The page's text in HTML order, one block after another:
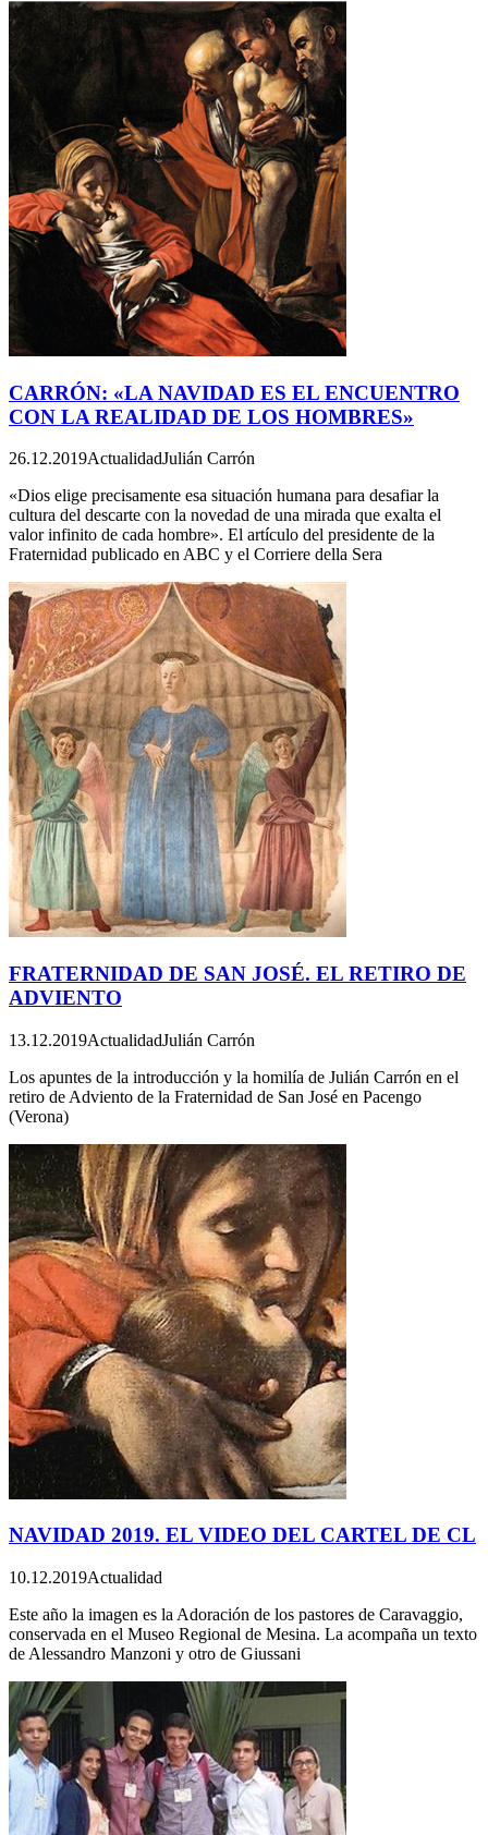
CARRÓN: «LA NAVIDAD ES EL ENCUENTRO
CON LA REALIDAD DE LOS HOMBRES»
26.12.2019ActualidadJulián Carrón
«Dios elige precisamente esa situación humana para desafiar la
cultura del descarte con la novedad de una mirada que exalta el
valor infinito de cada hombre». El artículo del presidente de la
Fraternidad publicado en ABC y el Corriere della Sera
FRATERNIDAD DE SAN JOSÉ. EL RETIRO DE
ADVIENTO
13.12.2019ActualidadJulián Carrón
Los apuntes de la introducción y la homilía de Julián Carrón en el
retiro de Adviento de la Fraternidad de San José en Pacengo
(Verona)
NAVIDAD 2019. EL VIDEO DEL CARTEL DE CL
10.12.2019Actualidad
Este año la imagen es la Adoración de los pastores de Caravaggio,
conservada en el Museo Regional de Mesina. La acompaña un texto
de Alessandro Manzoni y otro de Giussani